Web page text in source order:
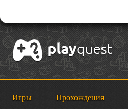
Игры Прохождения